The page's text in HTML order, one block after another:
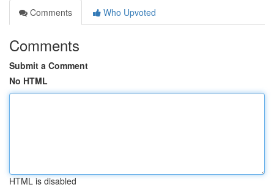
Comments
Who Upvoted
Comments
Submit a Comment
No HTML
HTML is disabled